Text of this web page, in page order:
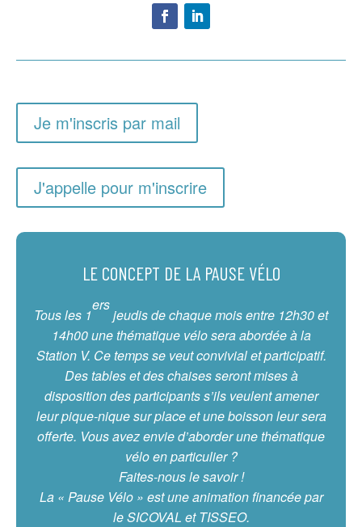
Je m'inscris par mail
J'appelle pour m'inscrire
LE CONCEPT DE LA PAUSE VÉLO
Tous les 1
ers
jeudis de chaque mois entre 12h30 et
14h00 une thématique vélo sera abordée à la
Station V. Ce temps se veut convivial et participatif.
Des tables et des chaises seront mises à
disposition des participants s’ils veulent amener
leur pique-nique sur place et une boisson leur sera
offerte. Vous avez envie d’aborder une thématique
vélo en particulier ?
Faites-nous le savoir !
La « Pause Vélo » est une animation financée par
le SICOVAL et TISSEO.